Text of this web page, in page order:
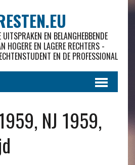
EN BELANGHEBBENDE
HOGERE EN LAGERE RECHTERS -
EN DE PROFESSIONAL
NJ 1959,